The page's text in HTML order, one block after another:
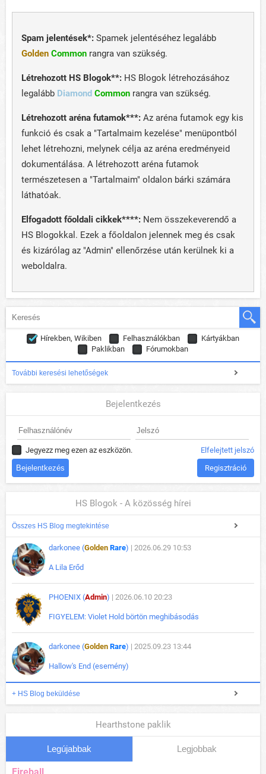
Spam jelentések*: Spamek jelentéséhez legalább
Golden Common rangra van szükség.
Létrehozott HS Blogok**: HS Blogok létrehozásához
legalább Diamond Common rangra van szükség.
Létrehozott aréna futamok***: Az aréna futamok egy kis
funkció és csak a "Tartalmaim kezelése" menüpontból
lehet létrehozni, melynek célja az aréna eredményeid
dokumentálása. A létrehozott aréna futamok
természetesen a "Tartalmaim" oldalon bárki számára
láthatóak.
Elfogadott főoldali cikkek****: Nem összekeverendő a
HS Blogokkal. Ezek a főoldalon jelennek meg és csak
és kizárólag az "Admin" ellenőrzése után kerülnek ki a
weboldalra.
Hírekben, Wikiben Felhasználókban
Kártyákban
Paklikban
Fórumokban
További keresési lehetőségek
Bejelentkezés
Jegyezz meg ezen az eszközön. Elfelejtett jelszó
Regisztráció
HS Blogok - A közösség hírei
Összes HS Blog megtekintése
darkonee (Golden Rare) | 2026.06.29 10:53
A Lila Erőd
PHOENIX (Admin) | 2026.06.10 20:23
FIGYELEM: Violet Hold börtön meghibásodás
darkonee (Golden Rare) | 2025.09.23 13:44
Hallow's End (esemény)
+ HS Blog beküldése
Hearthstone paklik
Legújabbak Legjobbak